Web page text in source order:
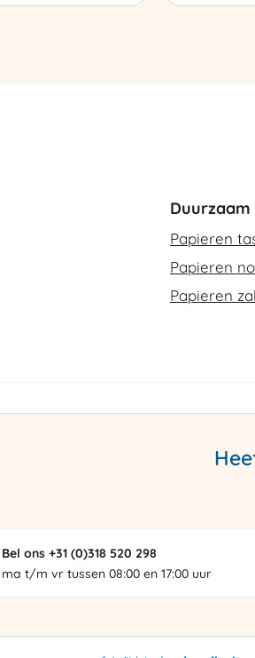
Papieren
Papieren
Papieren
Bel ons +31 (0)318 520 298
ma t/m vr tussen 08:00 en 17:00 uur